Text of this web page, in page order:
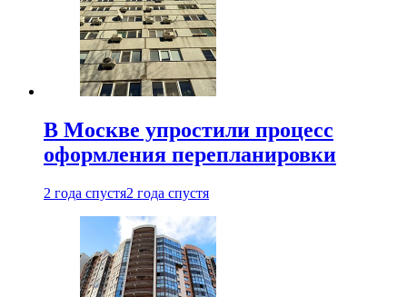
В Москве упростили процесс
оформления перепланировки
2 года спустя2 года спустя